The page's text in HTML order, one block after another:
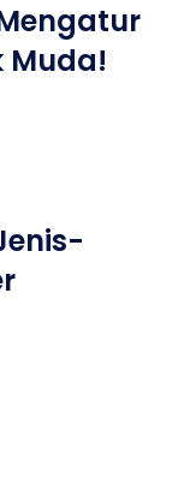
Muda!